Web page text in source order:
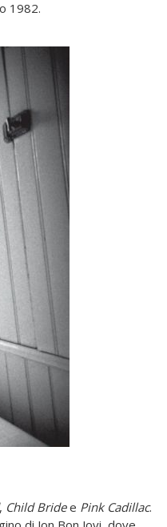
1982.
, Child Bridee Pink Cadillac.